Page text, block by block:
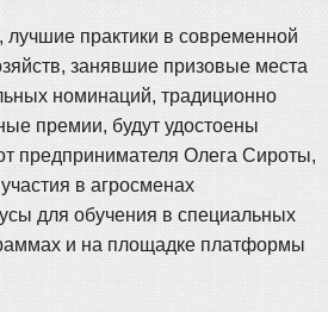
лучшие практики в современной
занявшие призовые места
номинаций, традиционно
премии, будут удостоены
предпринимателя Олега Сироты,
в агросменах
для обучения в специальных
и на площадке платформы